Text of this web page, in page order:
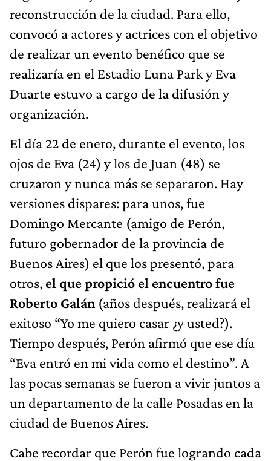
reconstrucción de la ciudad. Para ello,
convocó a actores y actrices con el objetivo
de realizar un evento benéfico que se
realizaría en el Estadio Luna Park y Eva
Duarte estuvo a cargo de la difusión y
organización.
El día 22 de enero, durante el evento, los
ojos de Eva (24) y los de Juan (48) se
cruzaron y nunca más se separaron. Hay
versiones dispares: para unos, fue
Domingo Mercante (amigo de Perón,
futuro gobernador de la provincia de
Buenos Aires) el que los presentó, para
otros, el que propició el encuentro fue
Roberto Galán (años después, realizará el
exitoso “Yo me quiero casar ¿y usted?).
Tiempo después, Perón afirmó que ese día
“Eva entró en mi vida como el destino”. A
las pocas semanas se fueron a vivir juntos a
un departamento de la calle Posadas en la
ciudad de Buenos Aires.
Cabe recordar que Perón fue logrando cada